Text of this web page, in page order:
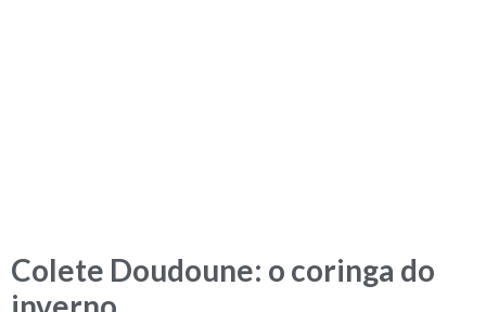
Colete Doudoune: o coringa do